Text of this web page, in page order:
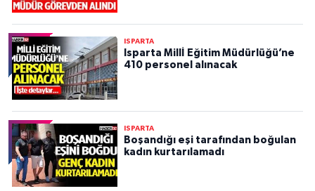
ISPARTA
Isparta Millİ Eğitim Müdürlüğü’ne
410 personel alınacak
ISPARTA
Boşandığı eşi tarafından boğulan
kadın kurtarılamadı